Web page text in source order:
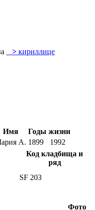
> кириллице
Имя
Годы жизни
А. 1899
1992
Код кладбища и
ряд
SF 203
Фото